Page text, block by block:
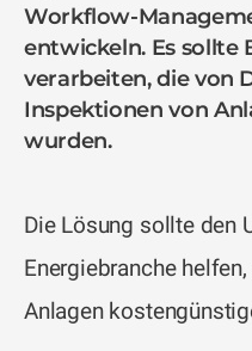
Workflow-
entwickeln. Es sollte
verarbeiten, die von
Inspektionen von
wurden.
Die Lösung sollte den
Energiebranche
Anlagen